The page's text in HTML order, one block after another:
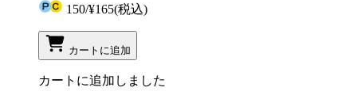
150/¥165(税込)
カートに追加
カートに追加しました